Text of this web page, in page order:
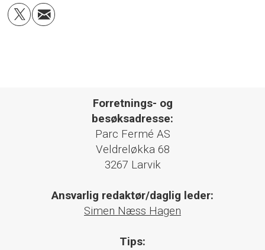
Forretnings- og
besøksadresse:
Parc Fermé AS
Veldreløkka 68
3267 Larvik
Ansvarlig redaktør/daglig leder:
Simen Næss Hagen
Tips: